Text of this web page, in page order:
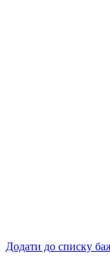
Додати до списку